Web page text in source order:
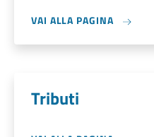
VAI ALLA PAGINA
Tributi